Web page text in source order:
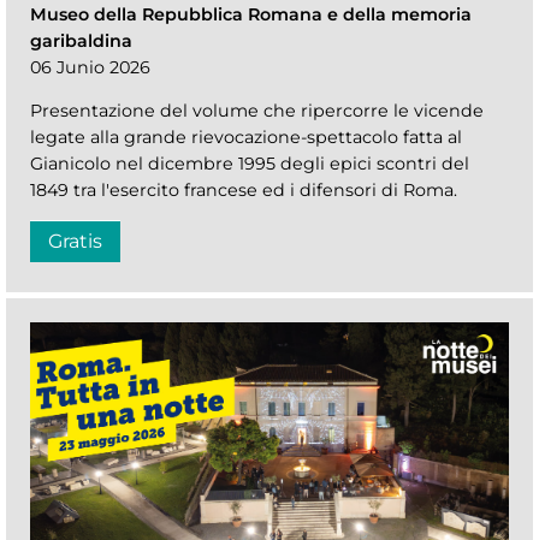
Museo della Repubblica Romana e della memoria
garibaldina
06 Junio 2026
Presentazione del volume che ripercorre le vicende
legate alla grande rievocazione-spettacolo fatta al
Gianicolo nel dicembre 1995 degli epici scontri del
1849 tra l'esercito francese ed i difensori di Roma.
Gratis